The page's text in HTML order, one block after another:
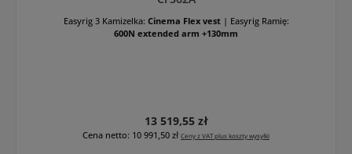
Easyrig 3 Kamizelka: Cinema Flex vest | Easyrig Ramię:
600N extended arm +130mm
Cena regularna:
13 519,55 zł
Cena netto: 10 991,50 zł Ceny z VAT plus koszty wysyłki